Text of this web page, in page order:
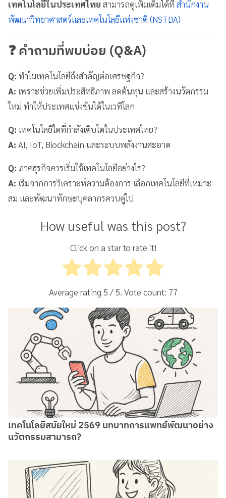
เทคโนโลยีในประเทศไทย สามารถดูเพิ่มเติมได้ที่ สำนักงาน
พัฒนาวิทยาศาสตร์และเทคโนโลยีแห่งชาติ (NSTDA)
❓ คำถามที่พบบ่อย (Q&A)
Q: ทำไมเทคโนโลยีถึงสำคัญต่อเศรษฐกิจ?
A: เพราะช่วยเพิ่มประสิทธิภาพ ลดต้นทุน และสร้างนวัตกรรม
ใหม่ ทำให้ประเทศแข่งขันได้ในเวทีโลก
Q: เทคโนโลยีใดที่กำลังเติบโตในประเทศไทย?
A: AI, IoT, Blockchain และระบบพลังงานสะอาด
Q: ภาคธุรกิจควรเริ่มใช้เทคโนโลยีอย่างไร?
A: เริ่มจากการวิเคราะห์ความต้องการ เลือกเทคโนโลยีที่เหมาะ
สม และพัฒนาทักษะบุคลากรควบคู่ไป
How useful was this post?
Click on a star to rate it!
Average rating 5 / 5. Vote count: 77
เทคโนโลยีสมัยใหม่ 2569 บทบาทการแพทย์พัฒนาอย่าง
นวัตกรรมสามารถ?